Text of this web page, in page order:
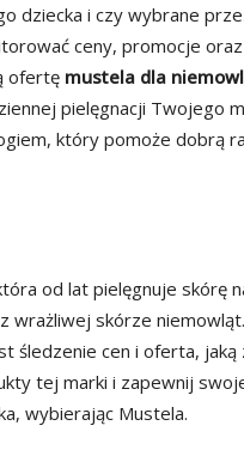
dziecka i czy wybrane
ceny, promocje
ofertę mustela dla
pielęgnacji Twojego
który pomoże dobrą
od lat pielęgnuje skórę
wrażliwej skórze
śledzenie cen i oferta,
tej marki i zapewnij
wybierając Mustela.